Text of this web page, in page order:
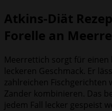
Atkins-Diät
Forelle an
Meerrettich sorgt für
leckeren Geschmack. Er
zahlreichen Fischgerichten
Zander kombinieren. Das
jedem Fall lecker gespeist